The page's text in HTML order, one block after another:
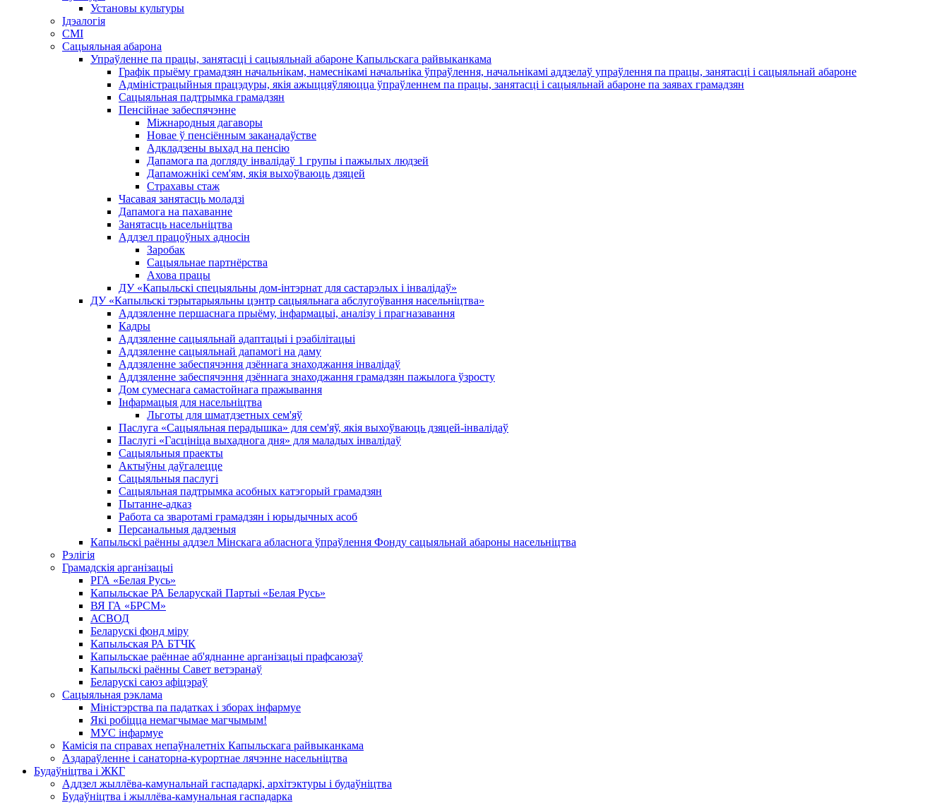
Установы культуры
Ідэалогія
СМІ
Сацыяльная абарона
Упраўленне па працы, занятасці і сацыяльнай абароне Капыльскага райвыканкама
Графік прыёму грамадзян начальнікам, намеснікамі начальніка ўпраўлення, начальнікамі аддзелаў упраўлення па працы, занятасці і сацыяльнай абароне
Адміністрацыйныя працэдуры, якія ажыццяўляюцца ўпраўленнем па працы, занятасці і сацыяльнай абароне па заявах грамадзян
Сацыяльная падтрымка грамадзян
Пенсійнае забеспячэнне
Міжнародныя дагаворы
Новае ў пенсіённым заканадаўстве
Адкладзены выхад на пенсію
Дапамога па догляду інвалідаў 1 ​​групы і пажылых людзей
Дапаможнікі сем'ям, якія выхоўваюць дзяцей
Страхавы стаж
Часавая занятасць моладзі
Дапамога на пахаванне
Занятасць насельніцтва
Аддзел працоўных адносін
Заробак
Сацыяльнае партнёрства
Ахова працы
ДУ «Капыльскі спецыяльны дом-інтэрнат для састарэлых і інвалідаў»
ДУ «Капыльскі тэрытарыяльны цэнтр сацыяльнага абслугоўвання насельніцтва»
Аддзяленне першаснага прыёму, інфармацыі, аналізу і прагназавання
Кадры
Аддзяленне сацыяльнай адаптацыі і рэабілітацыі
Аддзяленне сацыяльнай дапамогі на даму
Аддзяленне забеспячэння дзённага знаходжання інвалідаў
Аддзяленне забеспячэння дзённага знаходжання грамадзян пажылога ўзросту
Дом сумеснага самастойнага пражывання
Інфармацыя для насельніцтва
Льготы для шматдзетных сем'яў
Паслуга «Сацыяльная перадышка» для сем'яў, якія выхоўваюць дзяцей-інвалідаў
Паслугі «Гасцініца выхаднога дня» для маладых інвалідаў
Сацыяльныя праекты
Актыўны даўгалецце
Сацыяльныя паслугі
Сацыяльная падтрымка асобных катэгорый грамадзян
Пытанне-адказ
Работа са зваротамі грамадзян і юрыдычных асоб
Персанальныя дадзеныя
Капыльскі раённы аддзел Мінскага абласнога ўпраўлення Фонду сацыяльнай абароны насельніцтва
Рэлігія
Грамадскія арганізацыі
РГА «Белая Русь»
Капыльскае РА Беларускай Партыі «Белая Русь»
ВЯ ГА «БРСМ»
АСВОД
Беларускі фонд міру
Капыльская РА БТЧК
Капыльскае раённае аб'яднанне арганізацыі прафсаюзаў
Капыльскі раённы Савет ветэранаў
Беларускі саюз афіцэраў
Сацыяльная рэклама
Міністэрства па падатках і зборах інфармуе
Які робіцца немагчымае магчымым!
МУС інфармуе
Камісія па справах непаўналетніх Капыльскага райвыканкама
Аздараўленне і санаторна-курортнае лячэнне насельніцтва
Будаўніцтва і ЖКГ
Аддзел жыллёва-камунальнай гаспадаркі, архітэктуры і будаўніцтва
Будаўніцтва і жыллёва-камунальная гаспадарка